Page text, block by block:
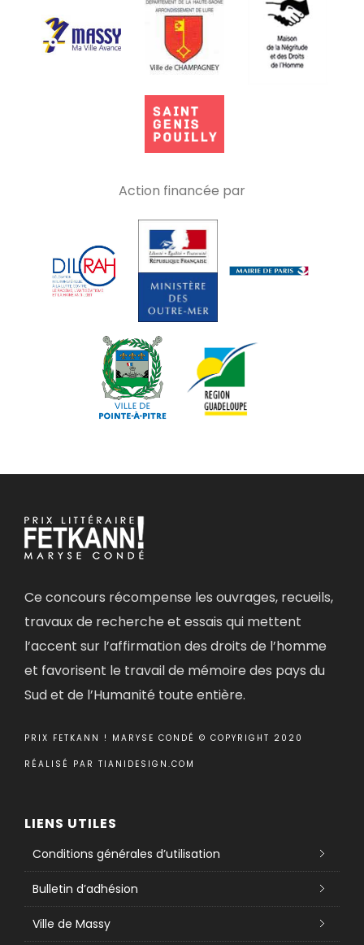
Action financée par
Ce concours récompense les ouvrages, recueils,
travaux de recherche et essais qui mettent
l’accent sur l’affirmation des droits de l’homme
et favorisent le travail de mémoire des pays du
Sud et de l’Humanité toute entière.
PRIX FETKANN ! MARYSE CONDÉ © COPYRIGHT 2020
RÉALISÉ PAR TIANIDESIGN.COM
LIENS UTILES
Conditions générales d’utilisation
Bulletin d’adhésion
Ville de Massy